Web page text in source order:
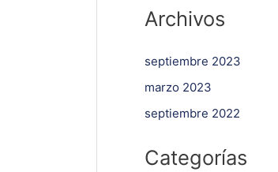
Archivos
septiembre 2023
marzo 2023
septiembre 2022
Categorías